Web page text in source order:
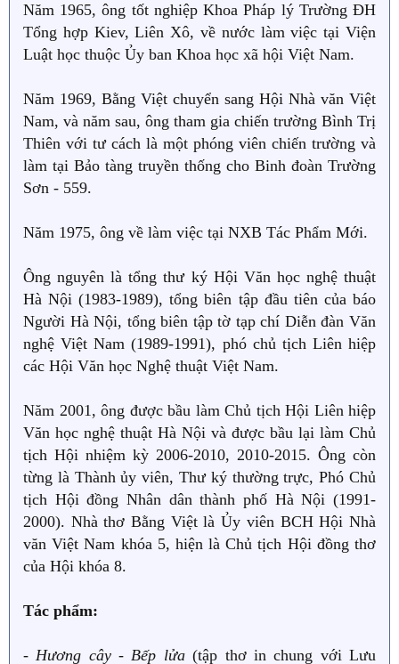
Năm 1965, ông tốt nghiệp Khoa Pháp lý Trường ĐH
Tổng hợp Kiev, Liên Xô, về nước làm việc tại Viện
Luật học thuộc Ủy ban Khoa học xã hội Việt Nam.
Năm 1969, Bằng Việt chuyển sang Hội Nhà văn Việt
Nam, và năm sau, ông tham gia chiến trường Bình Trị
Thiên với tư cách là một phóng viên chiến trường và
làm tại Bảo tàng truyền thống cho Binh đoàn Trường
Sơn - 559.
Năm 1975, ông về làm việc tại NXB Tác Phẩm Mới.
Ông nguyên là tổng thư ký Hội Văn học nghệ thuật
Hà Nội (1983-1989), tổng biên tập đầu tiên của báo
Người Hà Nội, tổng biên tập tờ tạp chí Diễn đàn Văn
nghệ Việt Nam (1989-1991), phó chủ tịch Liên hiệp
các Hội Văn học Nghệ thuật Việt Nam.
Năm 2001, ông được bầu làm Chủ tịch Hội Liên hiệp
Văn học nghệ thuật Hà Nội và được bầu lại làm Chủ
tịch Hội nhiệm kỳ 2006-2010, 2010-2015. Ông còn
từng là Thành ủy viên, Thư ký thường trực, Phó Chủ
tịch Hội đồng Nhân dân thành phố Hà Nội (1991-
2000). Nhà thơ Bằng Việt là Ủy viên BCH Hội Nhà
văn Việt Nam khóa 5, hiện là Chủ tịch Hội đồng thơ
của Hội khóa 8.
Tác phẩm:
-Hương cây - Bếp lửa(tập thơ in chung với Lưu